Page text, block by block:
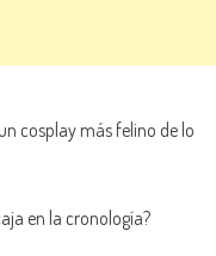
cosplay más felino de lo
en la cronología?